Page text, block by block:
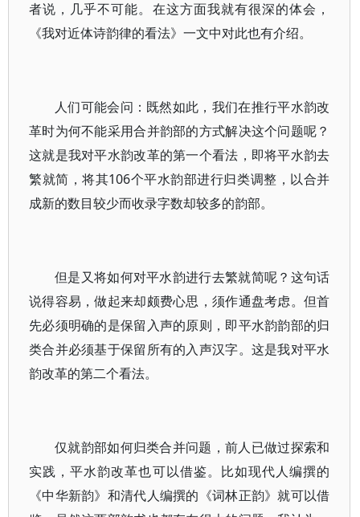
者说，几乎不可能。在这方面我就有很深的体会，
《我对近体诗韵律的看法》一文中对此也有介绍。
人们可能会问：既然如此，我们在推行平水韵改
革时为何不能采用合并韵部的方式解决这个问题呢？
这就是我对平水韵改革的第一个看法，即将平水韵去
繁就简，将其106个平水韵部进行归类调整，以合并
成新的数目较少而收录字数却较多的韵部。
但是又将如何对平水韵进行去繁就简呢？这句话
说得容易，做起来却颇费心思，须作通盘考虑。但首
先必须明确的是保留入声的原则，即平水韵韵部的归
类合并必须基于保留所有的入声汉字。这是我对平水
韵改革的第二个看法。
仅就韵部如何归类合并问题，前人已做过探索和
实践，平水韵改革也可以借鉴。比如现代人编撰的
《中华新韵》和清代人编撰的《词林正韵》就可以借